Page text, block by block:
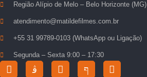
Região Alípio de Melo – Belo Horizonte (MG)
atendimento@matildefilmes.com.br
+55 31 99789-0103 (WhatsApp ou Ligação)
Segunda – Sexta 9:00 – 17:30